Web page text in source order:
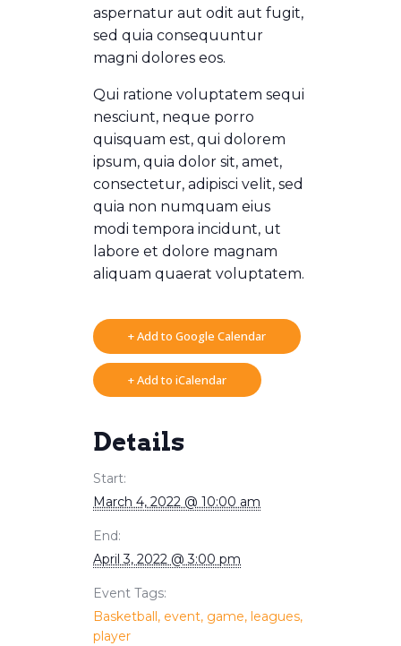
aspernatur aut odit aut fugit,
sed quia consequuntur
magni dolores eos.
Qui ratione voluptatem sequi
nesciunt, neque porro
quisquam est, qui dolorem
ipsum, quia dolor sit, amet,
consectetur, adipisci velit, sed
quia non numquam eius
modi tempora incidunt, ut
labore et dolore magnam
aliquam quaerat voluptatem.
+ Add to Google Calendar
+ Add to iCalendar
Details
Start:
March 4, 2022 @ 10:00 am
End:
April 3, 2022 @ 3:00 pm
Event Tags:
Basketball, event, game, leagues,
player